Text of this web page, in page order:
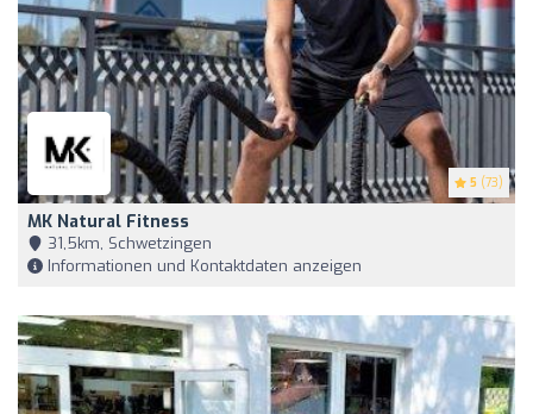
5 (73)
MK Natural Fitness
31,5km, Schwetzingen
Informationen und Kontaktdaten anzeigen